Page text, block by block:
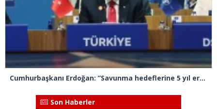
Son Haberler